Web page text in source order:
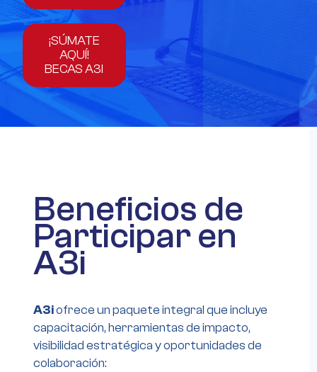
¡SÚMATE
AQUÍ!
BECAS A3I
Beneficios de
Participar en
A3i
A3iofrece un paquete integral que incluye
capacitación, herramientas de impacto,
visibilidad estratégica y oportunidades de
colaboración: